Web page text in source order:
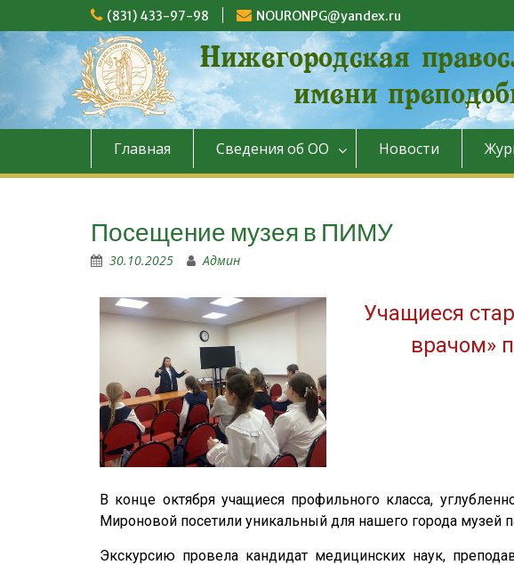
(831) 433-97-98 NOURONPG@yandex.ru
Главная Сведения об ОО Новости
Посещение музея в ПИМУ
30.10.2025 Админ
Учащиеся
врачом»
В конце октября учащиеся профильного класса,
Мироновой посетили уникальный для нашего города музей
Экскурсию провела кандидат медицинских наук,